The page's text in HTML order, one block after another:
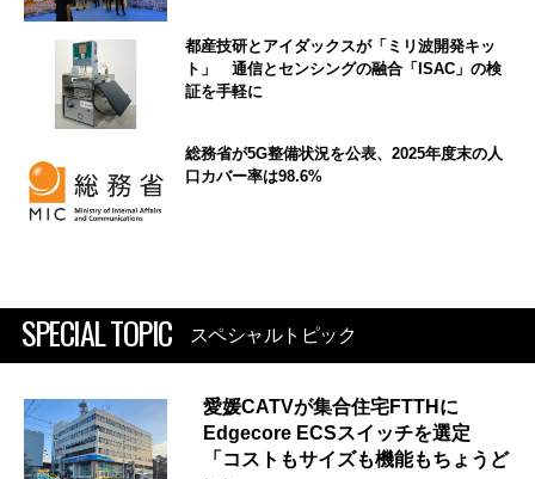
都産技研とアイダックスが「ミリ波開発キッ
ト」 通信とセンシングの融合「ISAC」の検
証を手軽に
総務省が5G整備状況を公表、2025年度末の人
口カバー率は98.6%
SPECIAL TOPIC スペシャルトピック
愛媛CATVが集合住宅FTTHに
Edgecore ECSスイッチを選定
「コストもサイズも機能もちょうど